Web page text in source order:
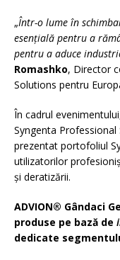
„Într-o lume în
esențială pentru a
pentru a aduce
Romashko, Director
Solutions pentru
În cadrul
Syngenta
prezentat portofoliul
utilizatorilor
și deratizării.
ADVION® Gândaci
produse pe bază de
dedicate